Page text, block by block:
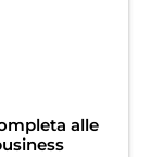
alle